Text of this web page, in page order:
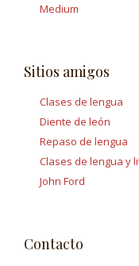
Medium
Sitios amigos
Clases de lengua
Diente de león
Repaso de lengua
Clases de lengua y
John Ford
Contacto